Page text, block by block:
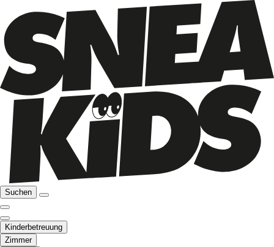
Suchen
Kinderbetreuung
Zimmer